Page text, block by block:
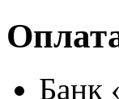
Банк